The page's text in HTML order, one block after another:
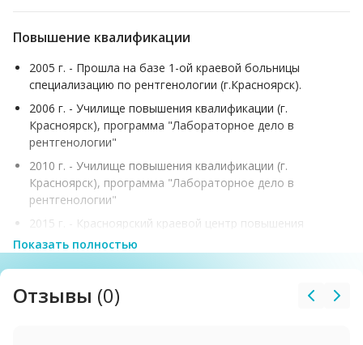
Повышение квалификации
2005 г. - Прошла на базе 1-ой краевой больницы
специализацию по рентгенологии (г.Красноярск).
2006 г. - Училище повышения квалификации (г.
Красноярск), программа "Лабораторное дело в
рентгенологии"
2010 г. - Училище повышения квалификации (г.
Красноярск), программа "Лабораторное дело в
рентгенологии"
2015 г. - Красноярский краевой центр повышения
квалификации специалистов со средним медицинским
образованием, программа "Лабораторное дело в
рентгенологии"
Показать полностью
Отзывы (0)